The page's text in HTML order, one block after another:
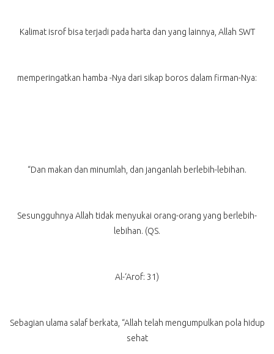
Kalimat isrof bisa terjadi pada harta dan yang lainnya, Allah SWT
memperingatkan hamba -Nya dari sikap boros dalam firman-Nya:
“Dan makan dan minumlah, dan janganlah berlebih-lebihan.
Sesungguhnya Allah tidak menyukai orang-orang yang berlebih-
lebihan. (QS.
Al-‘Arof: 31)
Sebagian ulama salaf berkata, “Allah telah mengumpulkan pola hidup
sehat